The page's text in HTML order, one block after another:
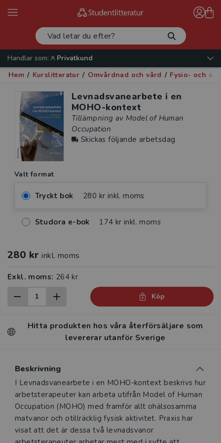
Handlar som:
Privatkund
Hem / Kurslitteratur / Omvårdnad och vård / Fysio- och
Levnadsvanearbete i en
MOHO-kontext
Tillämpning av Model of Human
Occupation
Skickas följande arbetsdag
Valt format
Tryckt bok 280 kr inkl. moms
Studora e-bok 174 kr inkl. moms
280 kr inkl. moms
Exkl. moms: 264 kr
Köp
Hitta produkten hos våra återförsäljare som
levererar utanför Sverige
Beskrivning
Beskrivning
I Levnadsvanearbete i en MOHO-kontext beskrivs hur
arbetsterapeuter kan arbeta utifrån Model of Human
Occupation (MOHO) med framför ­allt ohälsosamma
matvanor och otillräcklig fysisk aktivitet. Praxis har
visat att det är dessa två levnadsvanor